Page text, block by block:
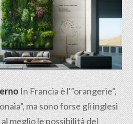
In Francia è l'”orangerie”,
ma sono forse gli inglesi
meglio le possibilità del